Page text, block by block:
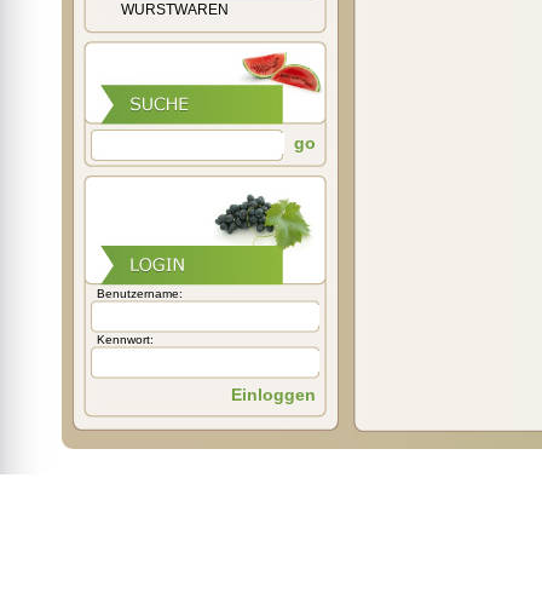
WURSTWAREN
go
Benutzername:
Kennwort:
Einloggen